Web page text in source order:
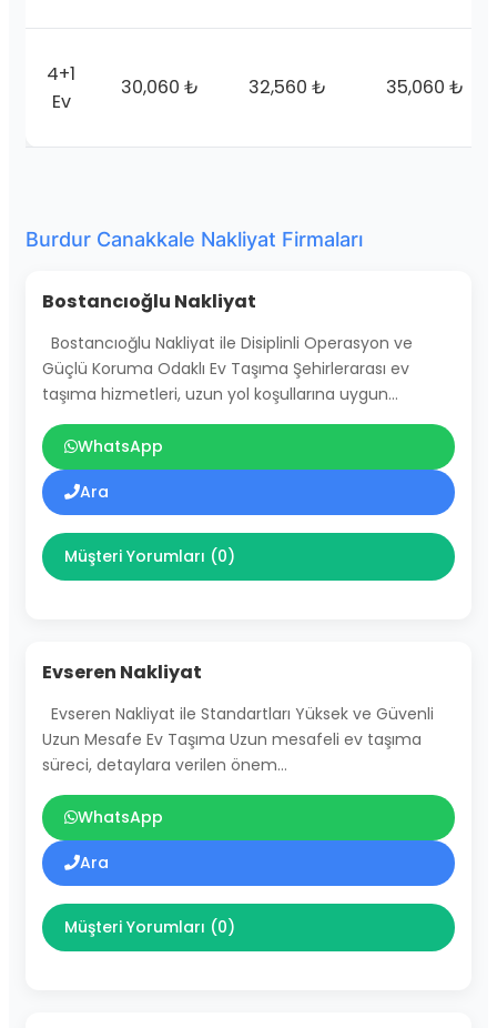
4+1
Ev
30,060 ₺ 32,560 ₺ 35,060 ₺
Burdur Canakkale Nakliyat Firmaları
Bostancıoğlu Nakliyat
Bostancıoğlu Nakliyat ile Disiplinli Operasyon ve
Güçlü Koruma Odaklı Ev Taşıma Şehirlerarası ev
taşıma hizmetleri, uzun yol koşullarına uygun…
WhatsApp
Ara
Müşteri Yorumları (0)
Evseren Nakliyat
Evseren Nakliyat ile Standartları Yüksek ve Güvenli
Uzun Mesafe Ev Taşıma Uzun mesafeli ev taşıma
süreci, detaylara verilen önem…
WhatsApp
Ara
Müşteri Yorumları (0)